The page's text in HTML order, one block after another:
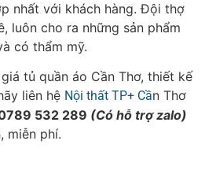
nhất với khách hàng. Đội thợ
luôn cho ra những sản phẩm
có thẩm mỹ.
tủ quần áo Cần Thơ, thiết kế
liên hệ Nội thất TP+ Cần Thơ
532 289 (Có hỗ trợ zalo)
miễn phí.